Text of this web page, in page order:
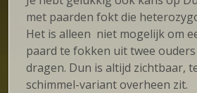
met paarden fokt die
Het is alleen niet mogelijk om
paard te fokken uit twee
dragen. Dun is altijd zichtbaar,
schimmel-variant overheen zit.